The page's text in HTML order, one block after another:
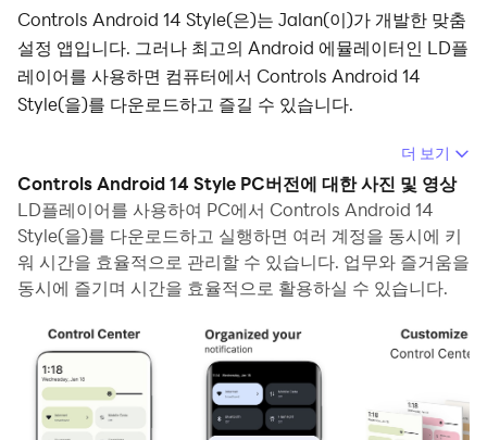
Controls Android 14 Style(은)는 Jalan(이)가 개발한 맞춤
설정 앱입니다. 그러나 최고의 Android 에뮬레이터인 LD플
레이어를 사용하면 컴퓨터에서 Controls Android 14
Style(을)를 다운로드하고 즐길 수 있습니다.
컴퓨터에서 Controls Android 14 Style(을)를 실행하면 보
다 큰 화면에서 이용할 수 있으며, 마우스와 키보드로 앱을
이용하는 것이 화면을 터치하는 것보다 훨씬 빠릅니다. 동시
에 기기의 배터리 문제에 대해 걱정할 필요가 없습니다.
다중 인스턴스 및 멀티 컨트롤 기능을 통해 컴퓨터에서 여러
또한 파일 전송 기능을 통해 이미지, 비디오 및 파일을 공유
하는 것도 매우 쉬워집니다.
컴퓨터에서 Controls Android 14 Style(을)를 다운로드하
더 보기
Controls Android 14 Style PC버전에 대한 사진 및 영상
LD플레이어를 사용하여 PC에서 Controls Android 14
Style(을)를 다운로드하고 실행하면 여러 계정을 동시에 키
워 시간을 효율적으로 관리할 수 있습니다. 업무와 즐거움을
동시에 즐기며 시간을 효율적으로 활용하실 수 있습니다.